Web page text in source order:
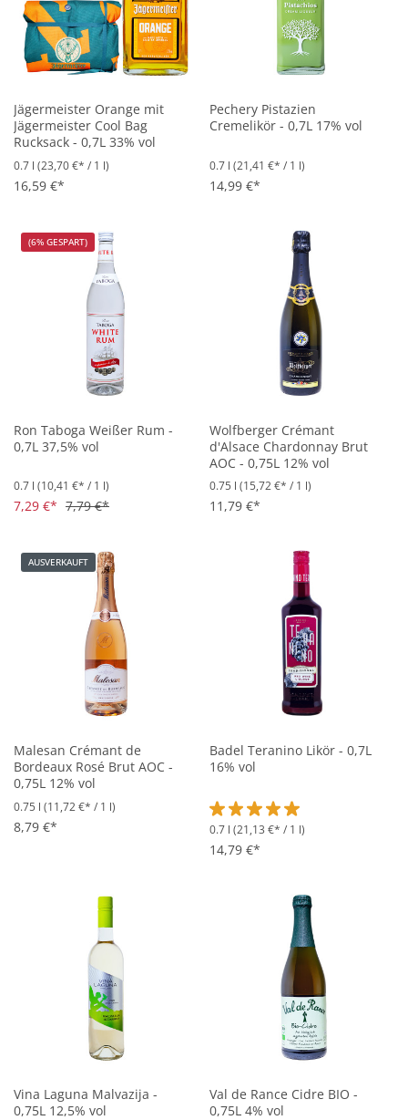
Jägermeister Orange mit
Jägermeister Cool Bag
Rucksack - 0,7L 33% vol
0.7 l (23,70 €* / 1 l)
16,59 €*
Pechery Pistazien
Cremelikör - 0,7L 17% vol
0.7 l (21,41 €* / 1 l)
14,99 €*
(6% GESPART)
Ron Taboga Weißer Rum -
0,7L 37,5% vol
0.7 l (10,41 €* / 1 l)
7,29 €* 7,79 €*
Wolfberger Crémant
d'Alsace Chardonnay Brut
AOC - 0,75L 12% vol
0.75 l (15,72 €* / 1 l)
11,79 €*
AUSVERKAUFT
Malesan Crémant de
Bordeaux Rosé Brut AOC -
0,75L 12% vol
0.75 l (11,72 €* / 1 l)
8,79 €*
Badel Teranino Likör - 0,7L
16% vol
Durchschnittliche Bewertung
0.7 l (21,13 €* / 1 l)
14,79 €*
Vina Laguna Malvazija -
0,75L 12,5% vol
Val de Rance Cidre BIO -
0,75L 4% vol